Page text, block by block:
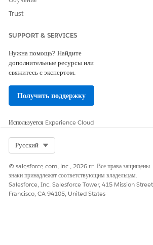
Trust
SUPPORT & SERVICES
Нужна помощь? Найдите
дополнительные ресурсы или
свяжитесь с экспертом.
Получить поддержку
Используется Experience Cloud
Русский
© salesforce.com, inc., 2026 гг. Все права защищены.
знаки принадлежат соответствующим владельцам.
Salesforce, Inc. Salesforce Tower, 415 Mission
Francisco, CA 94105, United States